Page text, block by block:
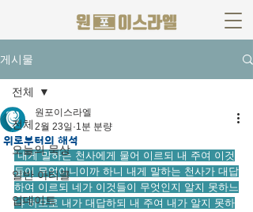
게시물
전체
오늘의 묵상
일반 아티클
업데이트
전체
위로부터의 해석
원포이스라엘
2월 23일 1분 분량
“내게 말하는 천사에게 물어 이르되 내 주여 이것
들이 무엇이니이까 하니 내게 말하는 천사가 대답
하여 이르되 네가 이것들이 무엇인지 알지 못하느
냐 하므로 내가 대답하되 내 주여 내가 알지 못하